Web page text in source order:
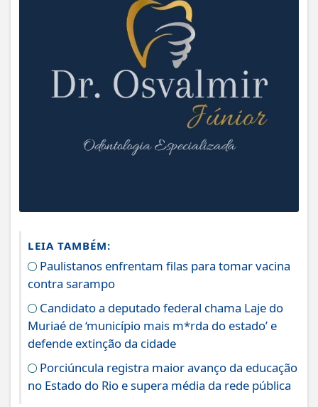
LEIA TAMBÉM:
Paulistanos enfrentam filas para tomar vacina
contra sarampo
Candidato a deputado federal chama Laje do
Muriaé de ‘município mais m*rda do estado’ e
defende extinção da cidade
Porciúncula registra maior avanço da educação
no Estado do Rio e supera média da rede pública